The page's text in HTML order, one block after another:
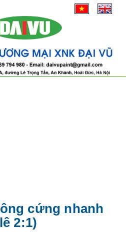
cứng nhanh
2:1)